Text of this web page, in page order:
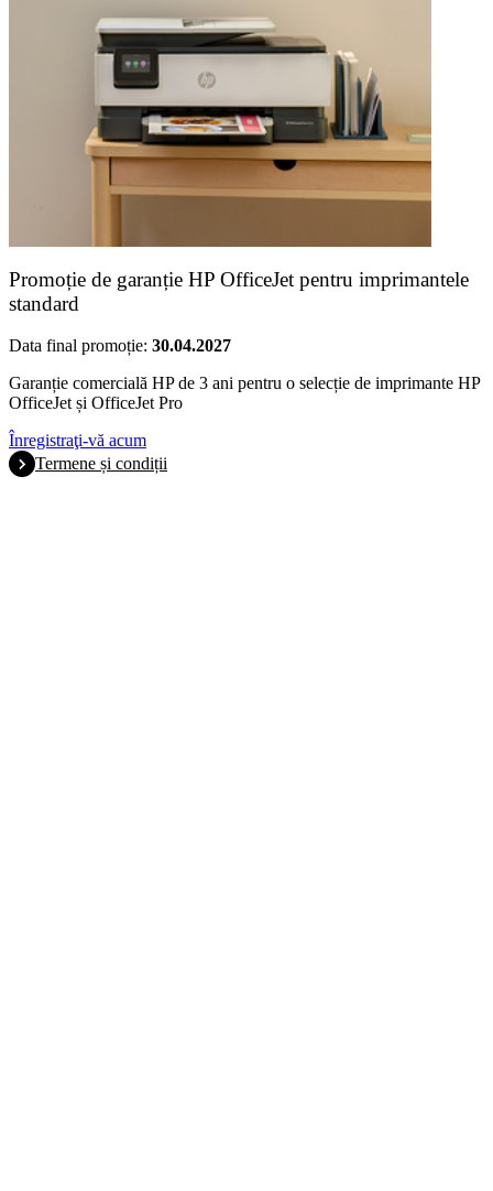
Promoție de garanție HP OfficeJet pentru imprimantele
standard
Data final promoție: 30.04.2027
Garanție comercială HP de 3 ani pentru o selecție de imprimante HP
OfficeJet și OfficeJet Pro
Înregistraţi-vă acum
Termene și condiții